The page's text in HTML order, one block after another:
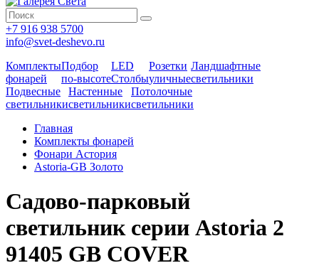
+7 916 938 5700
info@svet-deshevo.ru
Комплекты
фонарей
Подбор
по-высоте
LED
Столбы
Розетки
уличные
Ландшафтные
светильники
Подвесные
светильники
Настенные
светильники
Потолочные
светильники
Главная
Комплекты фонарей
Фонари Астория
Astoria-GB Золото
Садово-парковый
светильник серии Astoria 2
91405 GB COVER